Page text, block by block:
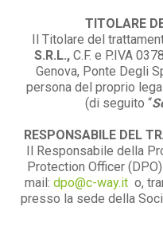
TITOLARE
Il Titolare del
S.R.L., C.F. e P.IVA
Genova, Ponte Degli
persona del proprio
(di seguito “
RESPONSABILE DEL
Il Responsabile della
Protection Officer
mail: dpo@c-way.ito,
presso la sede della